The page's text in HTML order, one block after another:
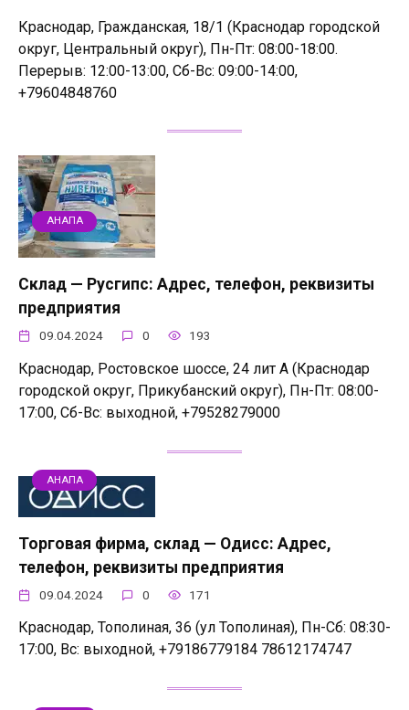
Краснодар, Гражданская, 18/1 (Краснодар городской
округ, Центральный округ), Пн-Пт: 08:00-18:00.
Перерыв: 12:00-13:00, Сб-Вс: 09:00-14:00,
+79604848760
АНАПА
Склад — Русгипс: Адрес, телефон, реквизиты
предприятия
09.04.2024 0 193
Краснодар, Ростовское шоссе, 24 лит А (Краснодар
городской округ, Прикубанский округ), Пн-Пт: 08:00-
17:00, Сб-Вс: выходной, +79528279000
АНАПА
Торговая фирма, склад — Одисс: Адрес,
телефон, реквизиты предприятия
09.04.2024 0 171
Краснодар, Тополиная, 36 (ул Тополиная), Пн-Сб: 08:30-
17:00, Вс: выходной, +79186779184 78612174747